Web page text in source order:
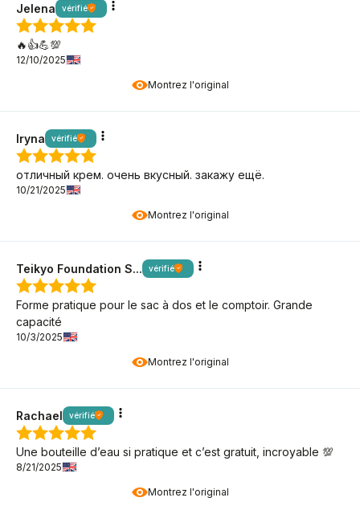
Montrez l'original
Jelena vérifié
🔥👍️💪💯
12/10/2025
Montrez l'original
Iryna vérifié
отличный крем. очень вкусный. закажу ещё.
10/21/2025
Montrez l'original
Teikyo Foundation S... vérifié
Forme pratique pour le sac à dos et le comptoir. Grande
capacité
10/3/2025
Montrez l'original
Rachael vérifié
Une bouteille d’eau si pratique et c’est gratuit, incroyable 💯
8/21/2025